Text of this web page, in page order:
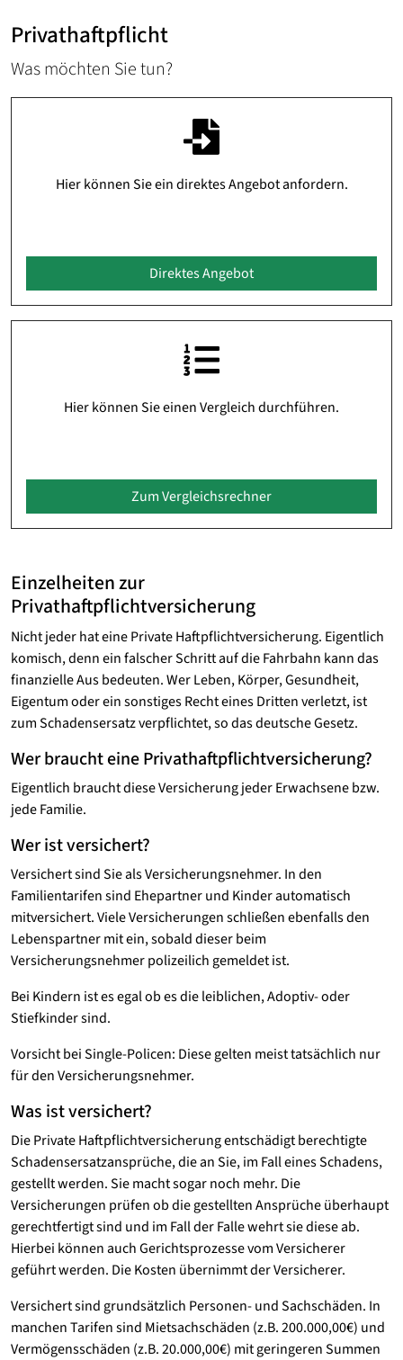
Privathaftpflicht
Was möchten Sie tun?
Hier können Sie ein direktes Angebot anfordern.
Direktes Angebot
Hier können Sie einen Vergleich durchführen.
Zum Vergleichsrechner
Einzelheiten zur
Privathaftpflichtversicherung
Nicht jeder hat eine Private Haftpflichtversicherung. Eigentlich
komisch, denn ein falscher Schritt auf die Fahrbahn kann das
finanzielle Aus bedeuten. Wer Leben, Körper, Gesundheit,
Eigentum oder ein sonstiges Recht eines Dritten verletzt, ist
zum Schadensersatz verpflichtet, so das deutsche Gesetz.
Wer braucht eine Privathaftpflichtversicherung?
Eigentlich braucht diese Versicherung jeder Erwachsene bzw.
jede Familie.
Wer ist versichert?
Versichert sind Sie als Versicherungsnehmer. In den
Familientarifen sind Ehepartner und Kinder automatisch
mitversichert. Viele Versicherungen schließen ebenfalls den
Lebenspartner mit ein, sobald dieser beim
Versicherungsnehmer polizeilich gemeldet ist.
Bei Kindern ist es egal ob es die leiblichen, Adoptiv- oder
Stiefkinder sind.
Vorsicht bei Single-Policen: Diese gelten meist tatsächlich nur
für den Versicherungsnehmer.
Was ist versichert?
Die Private Haftpflichtversicherung entschädigt berechtigte
Schadensersatzansprüche, die an Sie, im Fall eines Schadens,
gestellt werden. Sie macht sogar noch mehr. Die
Versicherungen prüfen ob die gestellten Ansprüche überhaupt
gerechtfertigt sind und im Fall der Falle wehrt sie diese ab.
Hierbei können auch Gerichtsprozesse vom Versicherer
geführt werden. Die Kosten übernimmt der Versicherer.
Versichert sind grundsätzlich Personen- und Sachschäden. In
manchen Tarifen sind Mietsachschäden (z.B. 200.000,00€) und
Vermögensschäden (z.B. 20.000,00€) mit geringeren Summen